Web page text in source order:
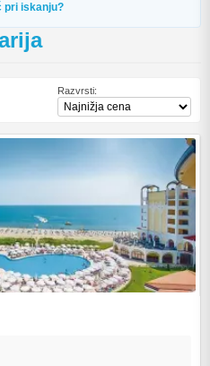
pri iskanju?
Razvrsti: